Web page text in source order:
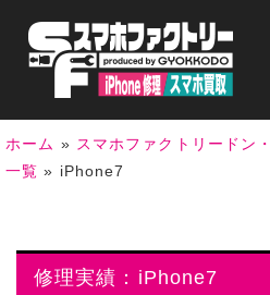
ホーム » スマホファクトリードン
一覧 » iPhone7
修理実績：iPhone7